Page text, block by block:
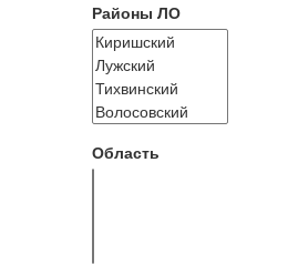
Районы ЛО
Область